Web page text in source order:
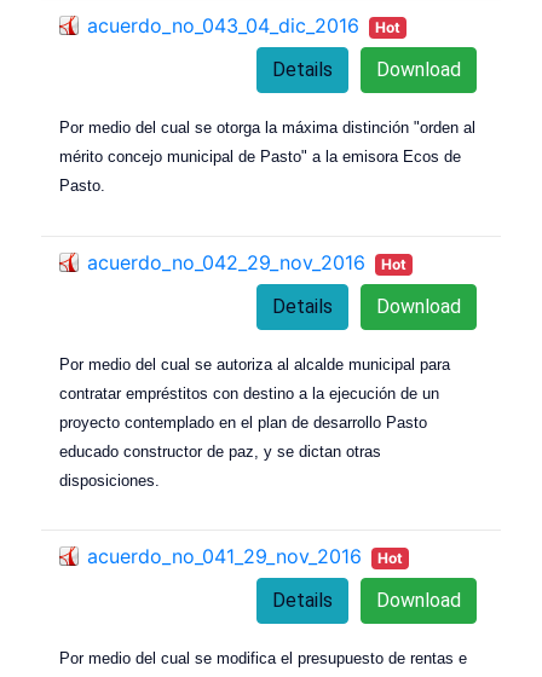
acuerdo_no_043_04_dic_2016 Hot
Download
Details
Por medio del cual se otorga la máxima distinción "orden al
mérito concejo municipal de Pasto" a la emisora Ecos de
Pasto.
acuerdo_no_042_29_nov_2016 Hot
Download
Details
Por medio del cual se autoriza al alcalde municipal para
contratar empréstitos con destino a la ejecución de un
proyecto contemplado en el plan de desarrollo Pasto
educado constructor de paz, y se dictan otras
disposiciones.
acuerdo_no_041_29_nov_2016 Hot
Download
Details
Por medio del cual se modifica el presupuesto de rentas e